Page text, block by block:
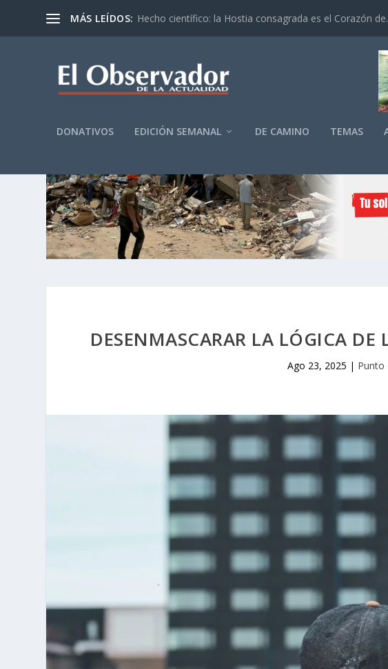
MÁS LEÍDOS: Hecho científico: la Hostia consagrada es el Corazón
DONATIVOS EDICIÓN SEMANAL DE CAMINO TEMAS
DESENMASCARAR LA LÓGICA DE
Ago 23, 2025 | Punto